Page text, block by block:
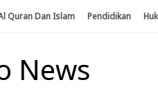
Quran Dan Islam Pendidikan
News